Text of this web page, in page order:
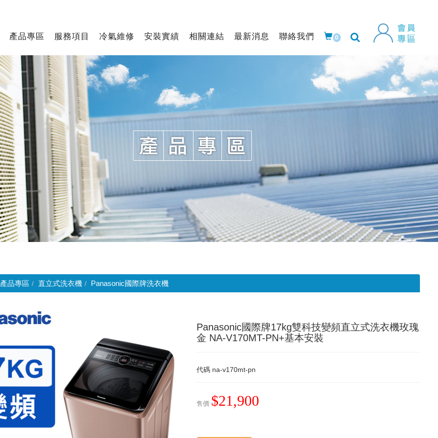
產品專區 服務項目 冷氣維修 安裝實績 相關連結 最新消息 聯絡我們 0
產品專區 直立式洗衣機 Panasonic國際牌洗衣機
Panasonic國際牌17kg雙科技變頻直立式洗衣機玫瑰
金 NA-V170MT-PN+基本安裝
代碼 na-v170mt-pn
售價 $21,900